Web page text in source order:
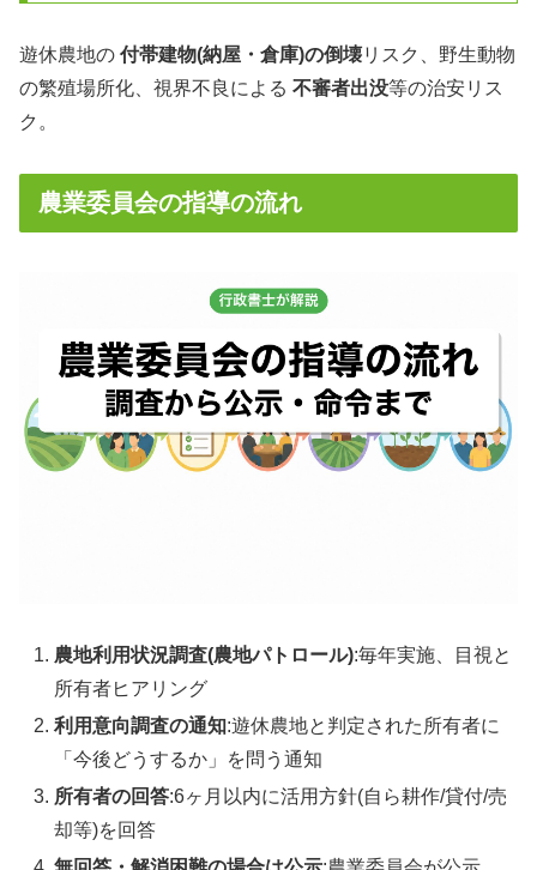
遊休農地の 付帯建物(納屋・倉庫)の倒壊リスク、野生動物
の繁殖場所化、視界不良による 不審者出没等の治安リス
ク。
農業委員会の指導の流れ
農地利用状況調査(農地パトロール):毎年実施、目視と
所有者ヒアリング
利用意向調査の通知:遊休農地と判定された所有者に
「今後どうするか」を問う通知
所有者の回答:6ヶ月以内に活用方針(自ら耕作/貸付/売
却等)を回答